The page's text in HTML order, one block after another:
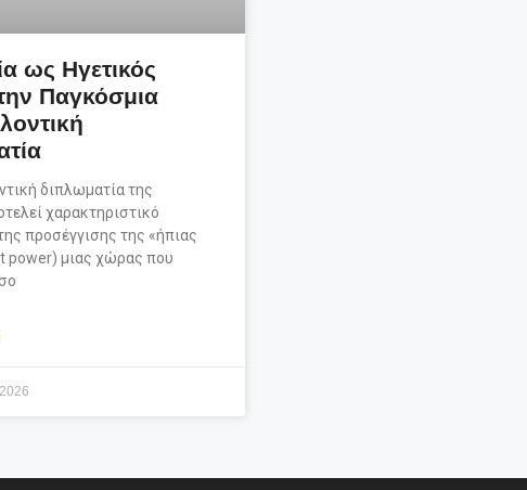
ως Ηγετικός
Παγκόσμια
διπλωματία της
χαρακτηριστικό
προσέγγισης της «ήπιας
power) μιας χώρας που